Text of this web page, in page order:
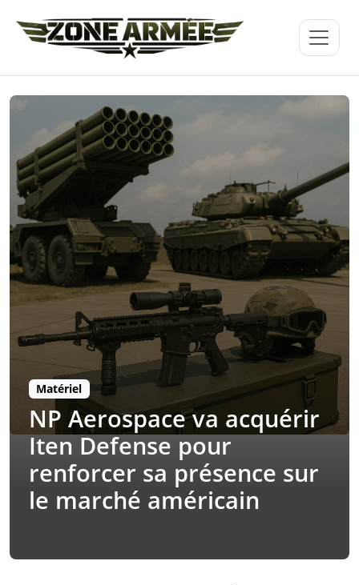
Matériel
NP Aerospace va acquérir
Iten Defense pour
renforcer sa présence sur
le marché américain